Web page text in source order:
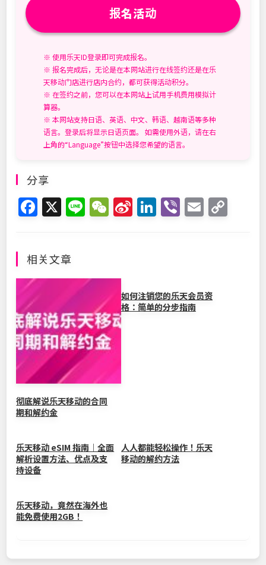
报名活动
※ 使用乐天ID登录即可完成报名。
※ 报名完成后，无论是在本网站进行在线签约还是在乐
天移动门店进行店内合约，都可获得活动积分。
※ 在签约之前，您可以在本网站上试用手机费用模拟计
算器。
※ 本网站支持日语、英语、中文、韩语、越南语等多种
语言。登录后将显示日语页面。 如需使用外语，请在右
上角的“Language”按钮中选择您希望的语言。
分享
F
e
b
o
k
X Li W
at
Si
b
Li
n
Vi E
相关文章
彻底解说乐天移动的合同
期和解约金
如何注销您的乐天会员资
格：简单的分步指南
乐天移动 eSIM 指南｜全面
解析设置方法、优点及支
持设备
人人都能轻松操作！乐天
移动的解约方法
乐天移动，竟然在海外也
能免费使用2GB！